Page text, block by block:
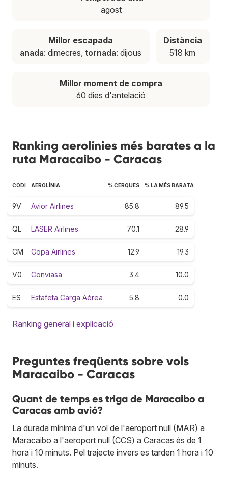
agost
Millor escapada
anada: dimecres,tornada: dijous
Distància
518 km
Millor moment de compra
60 dies d'antelació
Ranking aerolínies més barates a la
ruta Maracaibo - Caracas
CODI AEROLÍNIA % CERQUES % LA MÉS BARATA
9V Avior Airlines 85.8 89.5
QL LASER Airlines 70.1 28.9
CM Copa Airlines 12.9 19.3
V0 Conviasa 3.4 10.0
ES Estafeta Carga Aérea 5.8 0.0
Ranking general i explicació
Preguntes freqüents sobre vols
Maracaibo - Caracas
Quant de temps es triga de Maracaibo a
Caracas amb avió?
La durada mínima d'un vol de l'aeroport null (MAR) a
Maracaibo a l'aeroport null (CCS) a Caracas és de 1
hora i 10 minuts. Pel trajecte invers es tarden 1 hora i 10
minuts.